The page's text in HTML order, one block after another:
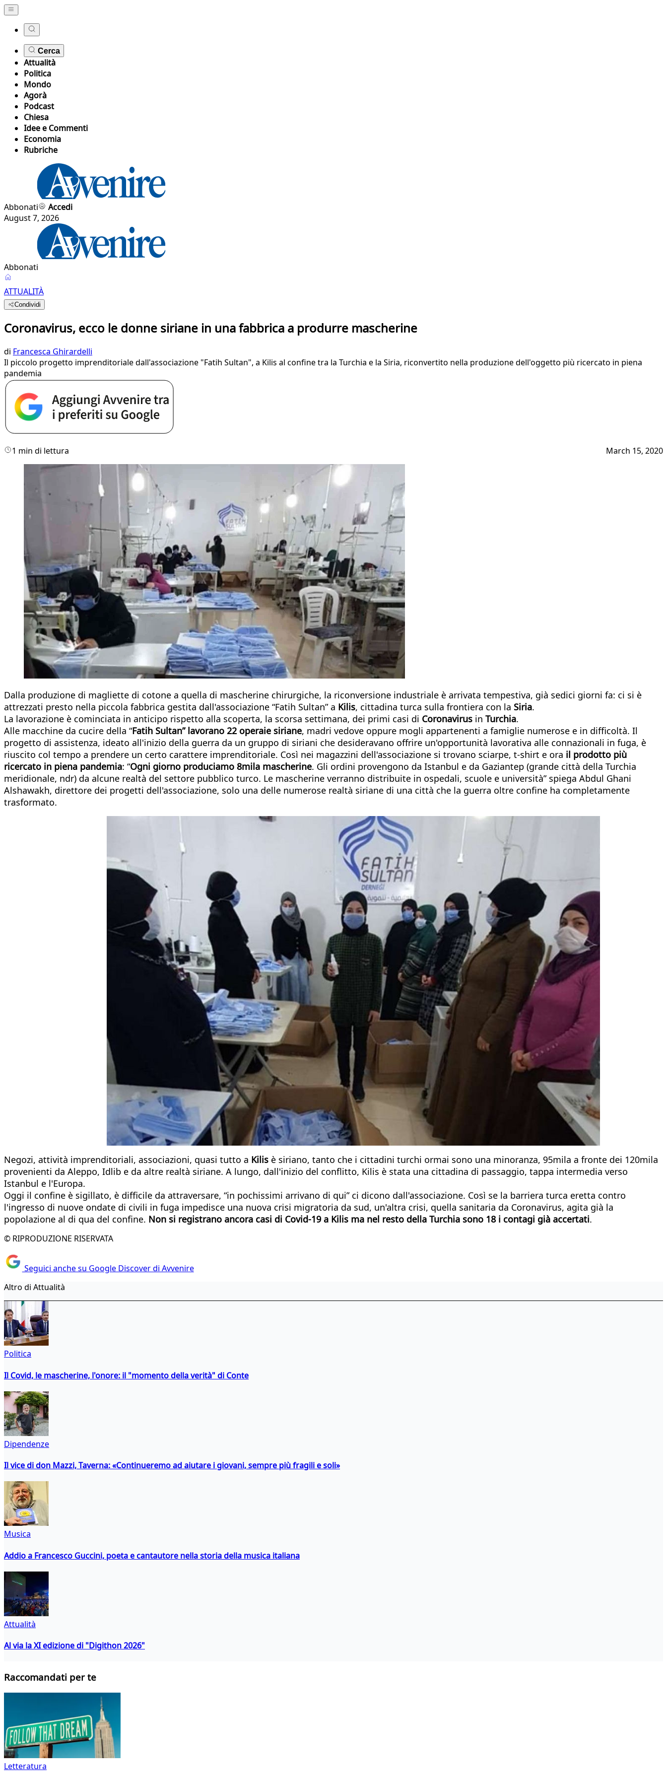
Cerca
Attualità
Politica
Mondo
Agorà
Podcast
Chiesa
Idee e Commenti
Economia
Rubriche
Abbonati
Accedi
August 7, 2026
Abbonati
ATTUALITÀ
Condividi
Coronavirus, ecco le donne siriane in una fabbrica a produrre mascherine
di Francesca Ghirardelli
Il piccolo progetto imprenditoriale dall'associazione "Fatih Sultan", a Kilis al confine tra la Turchia e la Siria, riconvertito nella produzione dell'oggetto più ricercato in piena
pandemia
1 min di lettura March 15, 2020
Dalla produzione di magliette di cotone a quella di mascherine chirurgiche, la riconversione industriale è arrivata tempestiva, già sedici giorni fa: ci si è
attrezzati presto nella piccola fabbrica gestita dall'associazione “Fatih Sultan” a Kilis, cittadina turca sulla frontiera con la Siria.
La lavorazione è cominciata in anticipo rispetto alla scoperta, la scorsa settimana, dei primi casi di Coronavirus in Turchia.
Alle macchine da cucire della “Fatih Sultan” lavorano 22 operaie siriane, madri vedove oppure mogli appartenenti a famiglie numerose e in difficoltà. Il
progetto di assistenza, ideato all'inizio della guerra da un gruppo di siriani che desideravano offrire un'opportunità lavorativa alle connazionali in fuga, è
riuscito col tempo a prendere un certo carattere imprenditoriale. Così nei magazzini dell'associazione si trovano sciarpe, t-shirt e ora il prodotto più
ricercato in piena pandemia: “Ogni giorno produciamo 8mila mascherine. Gli ordini provengono da Istanbul e da Gaziantep (grande città della Turchia
meridionale, ndr) da alcune realtà del settore pubblico turco. Le mascherine verranno distribuite in ospedali, scuole e università” spiega Abdul Ghani
Alshawakh, direttore dei progetti dell'associazione, solo una delle numerose realtà siriane di una città che la guerra oltre confine ha completamente
trasformato.
Negozi, attività imprenditoriali, associazioni, quasi tutto a Kilis è siriano, tanto che i cittadini turchi ormai sono una minoranza, 95mila a fronte dei 120mila
provenienti da Aleppo, Idlib e da altre realtà siriane. A lungo, dall'inizio del conflitto, Kilis è stata una cittadina di passaggio, tappa intermedia verso
Istanbul e l'Europa.
Oggi il confine è sigillato, è difficile da attraversare, “in pochissimi arrivano di qui” ci dicono dall'associazione. Così se la barriera turca eretta contro
l'ingresso di nuove ondate di civili in fuga impedisce una nuova crisi migratoria da sud, un'altra crisi, quella sanitaria da Coronavirus, agita già la
popolazione al di qua del confine. Non si registrano ancora casi di Covid-19 a Kilis ma nel resto della Turchia sono 18 i contagi già accertati.
© RIPRODUZIONE RISERVATA
Seguici anche su Google Discover di Avvenire
Altro di Attualità
Politica
Il Covid, le mascherine, l'onore: il "momento della verità" di Conte
Dipendenze
Il vice di don Mazzi, Taverna: «Continueremo ad aiutare i giovani, sempre più fragili e soli»
Musica
Addio a Francesco Guccini, poeta e cantautore nella storia della musica italiana
Attualità
Al via la XI edizione di "Digithon 2026"
Raccomandati per te
Letteratura